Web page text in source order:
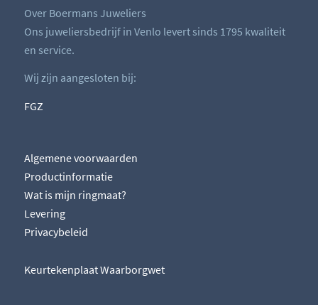
Over Boermans Juweliers
Ons juweliersbedrijf in Venlo levert sinds 1795 kwaliteit
en service.
Wij zijn aangesloten bij:
FGZ
Algemene voorwaarden
Productinformatie
Wat is mijn ringmaat?
Levering
Privacybeleid
Keurtekenplaat Waarborgwet